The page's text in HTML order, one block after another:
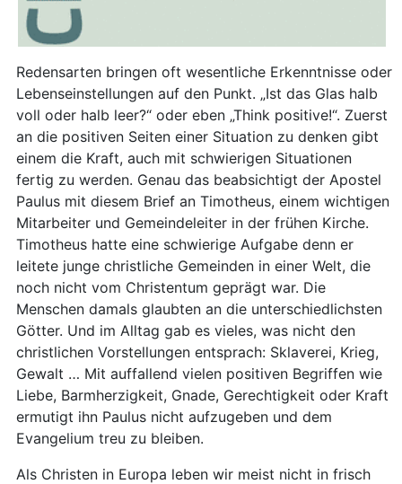
Redensarten bringen oft wesentliche Erkenntnisse oder
Lebenseinstellungen auf den Punkt. „Ist das Glas halb
voll oder halb leer?“ oder eben „Think positive!“. Zuerst
an die positiven Seiten einer Situation zu denken gibt
einem die Kraft, auch mit schwierigen Situationen
fertig zu werden. Genau das beabsichtigt der Apostel
Paulus mit diesem Brief an Timotheus, einem wichtigen
Mitarbeiter und Gemeindeleiter in der frühen Kirche.
Timotheus hatte eine schwierige Aufgabe denn er
leitete junge christliche Gemeinden in einer Welt, die
noch nicht vom Christentum geprägt war. Die
Menschen damals glaubten an die unterschiedlichsten
Götter. Und im Alltag gab es vieles, was nicht den
christlichen Vorstellungen entsprach: Sklaverei, Krieg,
Gewalt … Mit auffallend vielen positiven Begriffen wie
Liebe, Barmherzigkeit, Gnade, Gerechtigkeit oder Kraft
ermutigt ihn Paulus nicht aufzugeben und dem
Evangelium treu zu bleiben.
Als Christen in Europa leben wir meist nicht in frisch